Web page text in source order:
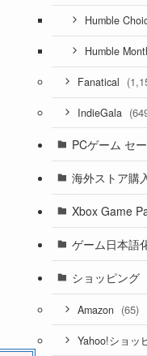
Humble
Humble
Fanatical
IndieGala
PCゲーム セ
海外ストア購
Xbox Game
ゲーム日本語
ショッピング
Amazon (65)
Yahoo!ショッ